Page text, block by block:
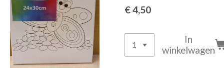
€ 4,50
In
winkelwagen